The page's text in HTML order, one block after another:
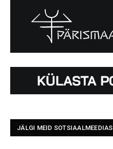
JÄLGI MEID SOTSIAALMEEDIAS